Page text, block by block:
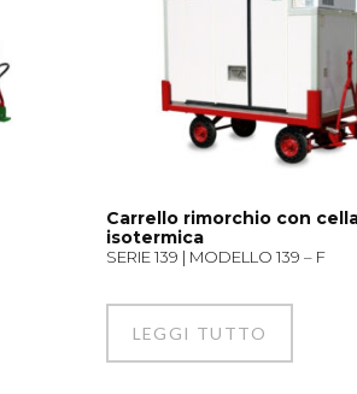
Carrello rimorchio con
isotermica
SERIE 139 | MODELLO 139 – F
LEGGI TUTTO